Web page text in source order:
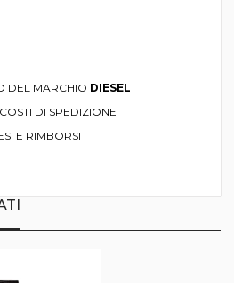
DEL MARCHIO DIESEL
DI SPEDIZIONE
E RIMBORSI